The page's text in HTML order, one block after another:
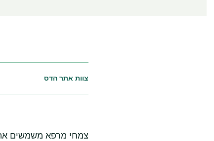
צוות אתר הדס
צמחי מרפא משמשים את